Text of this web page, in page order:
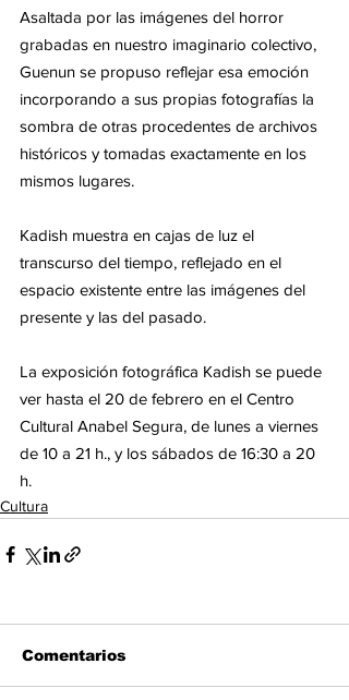
Asaltada por las imágenes del horror
grabadas en nuestro imaginario colectivo,
Guenun se propuso reflejar esa emoción
incorporando a sus propias fotografías la
sombra de otras procedentes de archivos
históricos y tomadas exactamente en los
mismos lugares.
Kadish muestra en cajas de luz el
transcurso del tiempo, reflejado en el
espacio existente entre las imágenes del
presente y las del pasado.
La exposición fotográfica Kadish se puede
ver hasta el 20 de febrero en el Centro
Cultural Anabel Segura, de lunes a viernes
de 10 a 21 h., y los sábados de 16:30 a 20
h.
Cultura
Comentarios